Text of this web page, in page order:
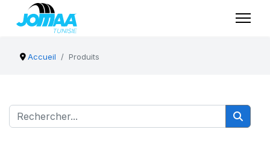
Accueil Produits